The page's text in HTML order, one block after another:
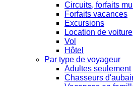
Circuits, forfaits
Forfaits vacances
Excursions
Location de voiture
Vol
Hôtel
Par type de voyageur
Adultes seulement
Chasseurs